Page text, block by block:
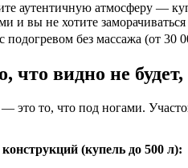
аутентичную атмосферу —
и вы не хотите
без массажа (от 30
что видно не
— это то, что под ногами.
(купель до 500 л):